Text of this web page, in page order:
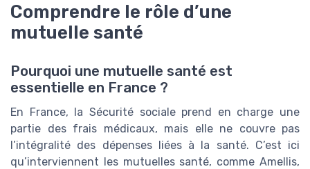
Comprendre le rôle d’une
mutuelle santé
Pourquoi une mutuelle santé est
essentielle en France ?
En France, la Sécurité sociale prend en charge une
partie des frais médicaux, mais elle ne couvre pas
l’intégralité des dépenses liées à la santé. C’est ici
qu’interviennent les mutuelles santé, comme Amellis,